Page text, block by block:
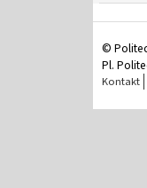
©
Pl.
Kontakt